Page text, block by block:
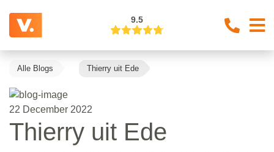
9.5
Alle Blogs Thierry uit Ede
22 December 2022
Thierry uit Ede